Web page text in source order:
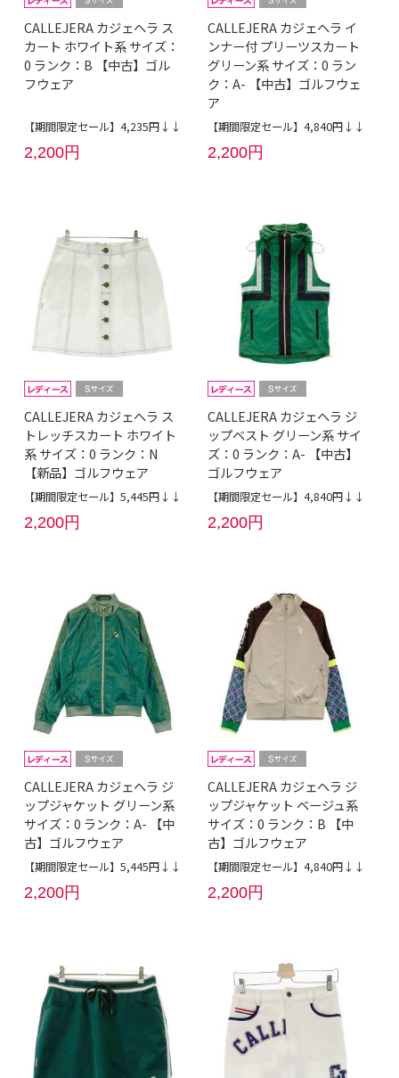
CALLEJERA カジェヘラ ス
カート ホワイト系 サイズ：
0 ランク：B 【中古】ゴル
フウェア
【期間限定セール】4,235円↓↓
2,200円
CALLEJERA カジェヘラ イ
ンナー付 プリーツスカート
グリーン系 サイズ：0 ラン
ク：A- 【中古】ゴルフウェ
ア
【期間限定セール】4,840円↓↓
2,200円
CALLEJERA カジェヘラ ス
トレッチスカート ホワイト
系 サイズ：0 ランク：N
【新品】ゴルフウェア
【期間限定セール】5,445円↓↓
2,200円
CALLEJERA カジェヘラ ジ
ップベスト グリーン系 サイ
ズ：0 ランク：A- 【中古】
ゴルフウェア
【期間限定セール】4,840円↓↓
2,200円
CALLEJERA カジェヘラ ジ
ップジャケット グリーン系
サイズ：0 ランク：A- 【中
古】ゴルフウェア
【期間限定セール】5,445円↓↓
2,200円
CALLEJERA カジェヘラ ジ
ップジャケット ベージュ系
サイズ：0 ランク：B 【中
古】ゴルフウェア
【期間限定セール】4,840円↓↓
2,200円